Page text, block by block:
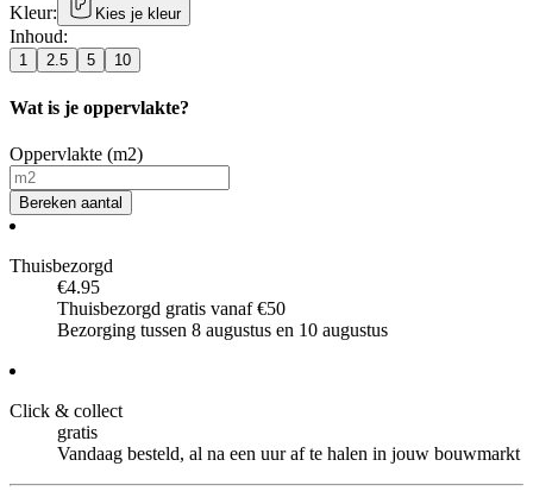
Kleur: Kies je kleur
Inhoud:
1 2.5 5 10
Wat is je oppervlakte?
Oppervlakte (m2)
Bereken aantal
Thuisbezorgd
€4.95
Thuisbezorgd gratis vanaf €50
Bezorging tussen 8 augustus en 10 augustus
Click & collect
gratis
Vandaag besteld, al na een uur af te halen in jouw bouwmarkt